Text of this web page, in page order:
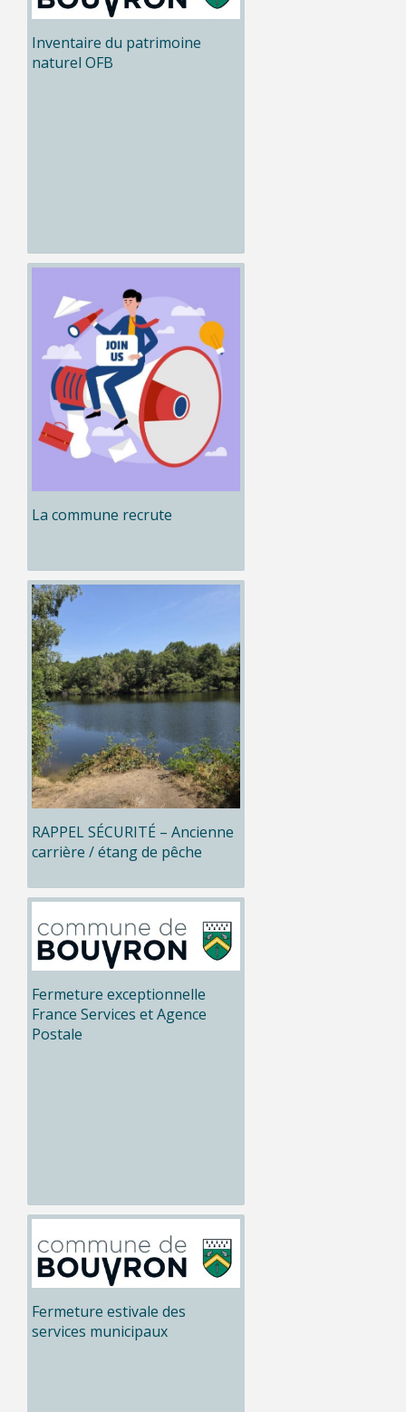
Inventaire du patrimoine
naturel OFB
La commune recrute
RAPPEL SÉCURITÉ – Ancienne
carrière / étang de pêche
Fermeture exceptionnelle
France Services et Agence
Postale
Fermeture estivale des
services municipaux